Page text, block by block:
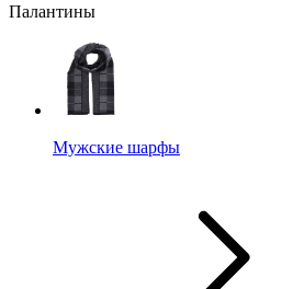
Палантины
Мужские шарфы